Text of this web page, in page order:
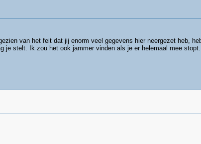
van het feit dat jij enorm veel gegevens hier neergezet heb,
je stelt. Ik zou het ook jammer vinden als je er helemaal mee stopt.